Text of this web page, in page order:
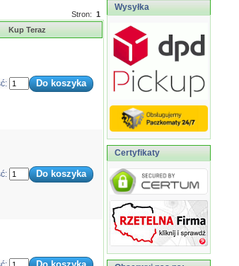
Stron: 1
Kup Teraz
Wysyłka
Certyfikaty